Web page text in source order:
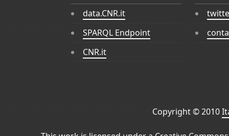
data.CNR.it
SPARQL Endpoint
CNR.it
Copyright © 2010